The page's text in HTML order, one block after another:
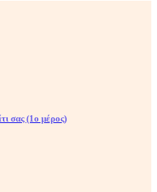
σας (1ο μέρος)